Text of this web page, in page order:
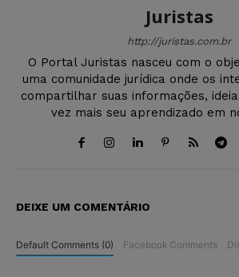
Juristas
http://juristas.com.br
O Portal Juristas nasceu com o
uma comunidade jurídica onde os
compartilhar suas informações,
vez mais seu aprendizado em
DEIXE UM COMENTÁRIO
Default Comments (0) Facebook Comments